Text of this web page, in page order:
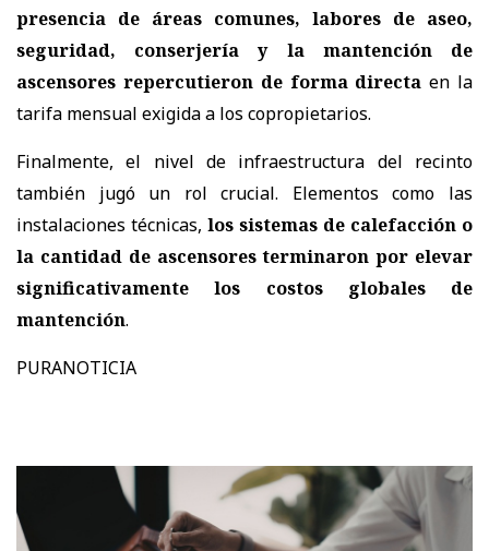
presencia de áreas comunes, labores de aseo,
seguridad, conserjería y la mantención de
ascensores repercutieron de forma directa en la
tarifa mensual exigida a los copropietarios.
Finalmente, el nivel de infraestructura del recinto
también jugó un rol crucial. Elementos como las
instalaciones técnicas, los sistemas de calefacción o
la cantidad de ascensores terminaron por elevar
significativamente los costos globales de
mantención.
PURANOTICIA